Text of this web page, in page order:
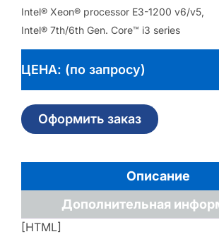
Intel® Xeon® processor E3-1200 v6/v5,
Intel® 7th/6th Gen. Core™ i3 series
ЦЕНА: (по запросу)
Оформить заказ
Описание
Дополнительная
[HTML]